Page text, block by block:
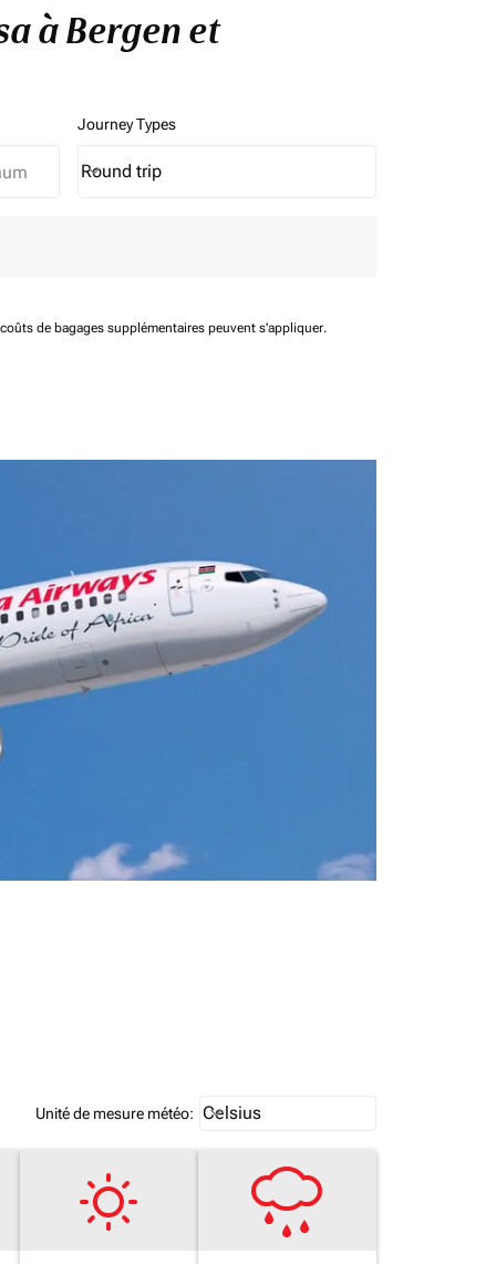
à Bergen et
Journey Types
Journey Types option Round trip Selected
Round trip
keyboard_arrow_down
de bagages supplémentaires peuvent s'appliquer.
Unité de mesure météo: Weather unit option Celsius
Celsius
keyboard_arrow_down